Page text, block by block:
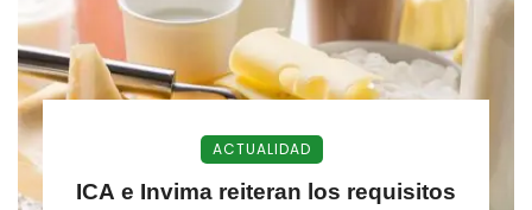
ACTUALIDAD
ICA e Invima reiteran los requisitos